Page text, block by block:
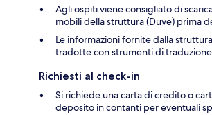
Agli ospiti viene consigliato di
mobili della struttura (Duve) prima
Le informazioni fornite dalla
tradotte con strumenti di
Richiesti al check-in
Si richiede una carta di credito o
deposito in contanti per eventuali